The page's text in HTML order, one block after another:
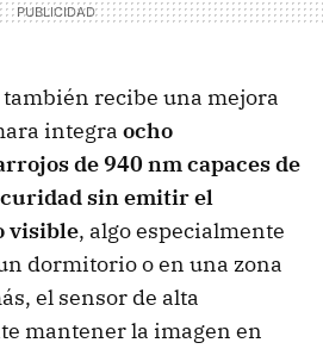
recibe una mejora
integra ocho
de 940 nm capaces de
sin emitir el
visible, algo especialmente
dormitorio o en una zona
el sensor de alta
mantener la imagen en